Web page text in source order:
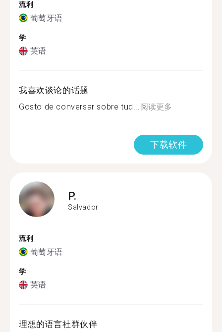
流利
葡萄牙语
学
英语
我喜欢谈论的话题
Gosto de conversar sobre tud...阅读更多
下载软件
P.
Salvador
流利
葡萄牙语
学
英语
理想的语言社群伙伴